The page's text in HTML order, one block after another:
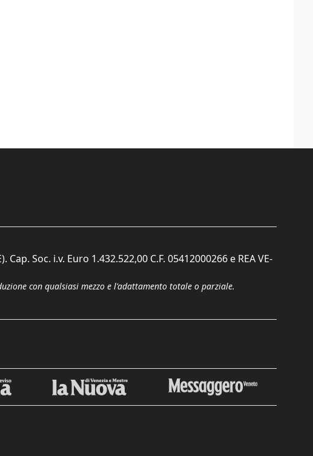
Soc. i.v. Euro 1.432.522,00 C.F. 05412000266 e REA VE-
con qualsiasi mezzo e l'adattamento totale o parziale.